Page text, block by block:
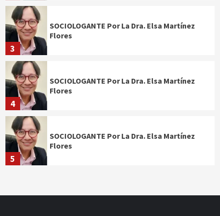
3
SOCIOLOGANTE Por La Dra. Elsa Martínez
Flores
4
SOCIOLOGANTE Por La Dra. Elsa Martínez
Flores
5
SOCIOLOGANTE Por La Dra. Elsa Martínez
Flores